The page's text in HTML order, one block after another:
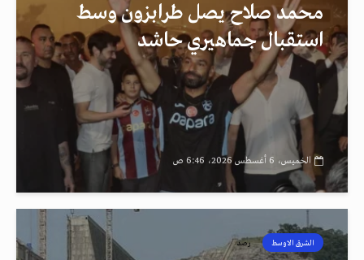
محمد صلاح يصل طرابزون وسط
استقبال جماهيري حاشد
الخميس، 6 أغسطس 2026، 6:46 ص
الشرق الاوسط رصد